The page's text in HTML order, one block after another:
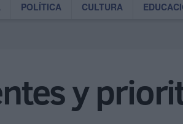
POLÍTICA CULTURA
y